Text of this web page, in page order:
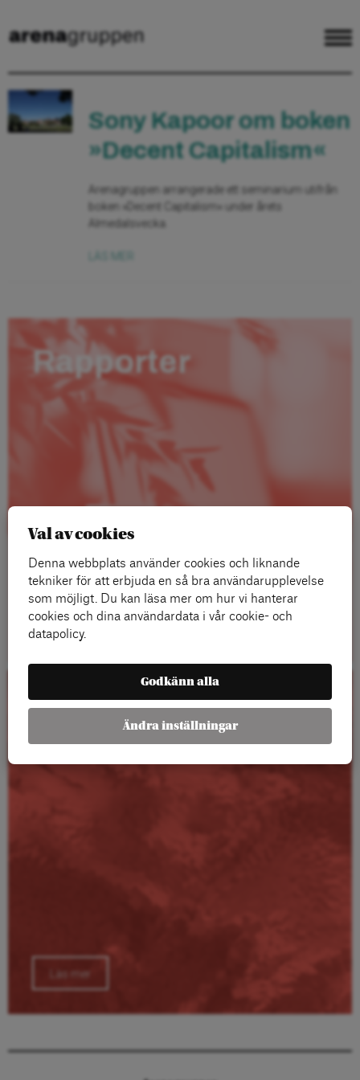
Sony Kapoor om boken
»Decent Capitalism«
Arenagruppen arrangerade ett seminarium utifrån
boken »Decent Capitalism« under årets
Almedalsvecka.
Rapporter
Läs mer
Kalender
Läs mer
Val av cookies
Denna webbplats använder cookies och liknande
tekniker för att erbjuda en så bra användarupplevelse
som möjligt. Du kan läsa mer om hur vi hanterar
cookies och dina användardata i vår cookie- och
datapolicy.
Godkänn alla
Ändra inställningar